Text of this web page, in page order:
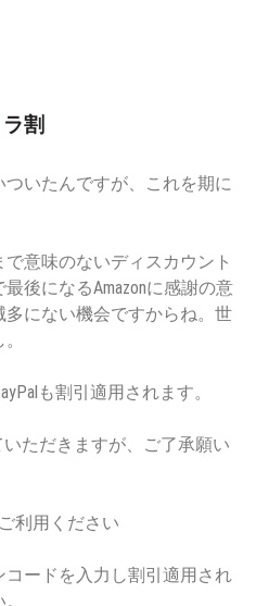
割
いたんですが、これを期に
意味のないディスカウント
後になるAmazonに感謝の意
にない機会ですからね。世
も割引適用されます。
ただきますが、ご了承願い
利用ください
ードを入力し割引適用され